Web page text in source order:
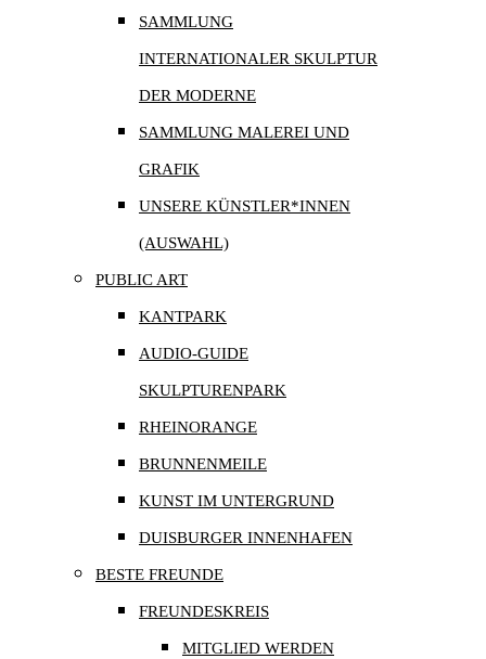
SAMMLUNG
INTERNATIONALER SKULPTUR
DER MODERNE
SAMMLUNG MALEREI UND
GRAFIK
UNSERE KÜNSTLER*INNEN
(AUSWAHL)
PUBLIC ART
KANTPARK
AUDIO-GUIDE
SKULPTURENPARK
RHEINORANGE
BRUNNENMEILE
KUNST IM UNTERGRUND
DUISBURGER INNENHAFEN
BESTE FREUNDE
FREUNDESKREIS
MITGLIED WERDEN